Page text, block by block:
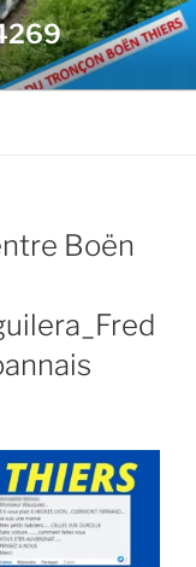
Boën